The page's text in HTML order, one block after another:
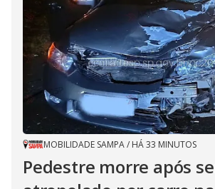
MOBILIDADE SAMPA/ HÁ 33 MINUTOS
Pedestre morre após